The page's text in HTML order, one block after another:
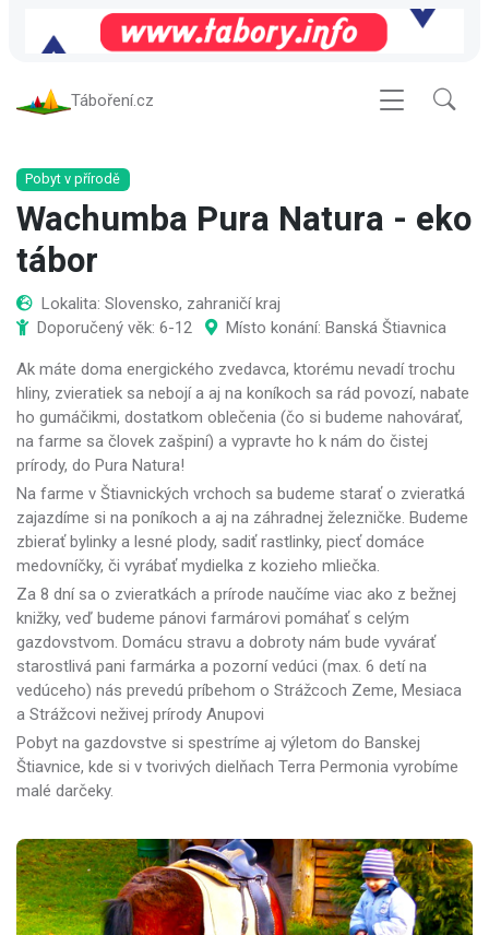
Táboření.cz
Pobyt v přírodě
Wachumba Pura Natura - eko
tábor
Lokalita: Slovensko, zahraničí kraj
Doporučený věk: 6-12
Místo konání: Banská Štiavnica
Ak máte doma energického zvedavca, ktorému nevadí trochu
hliny, zvieratiek sa nebojí a aj na koníkoch sa rád povozí, nabate
ho gumáčikmi, dostatkom oblečenia (čo si budeme nahovárať,
na farme sa človek zašpiní) a vypravte ho k nám do čistej
prírody, do Pura Natura!
Na farme v Štiavnických vrchoch sa budeme starať o zvieratká
zajazdíme si na poníkoch a aj na záhradnej železničke. Budeme
zbierať bylinky a lesné plody, sadiť rastlinky, piecť domáce
medovníčky, či vyrábať mydielka z kozieho mliečka.
Za 8 dní sa o zvieratkách a prírode naučíme viac ako z bežnej
knižky, veď budeme pánovi farmárovi pomáhať s celým
gazdovstvom. Domácu stravu a dobroty nám bude vyvárať
starostlivá pani farmárka a pozorní vedúci (max. 6 detí na
vedúceho) nás prevedú príbehom o Strážcoch Zeme, Mesiaca
a Strážcovi neživej prírody Anupovi
Pobyt na gazdovstve si spestríme aj výletom do Banskej
Štiavnice, kde si v tvorivých dielňach Terra Permonia vyrobíme
malé darčeky.